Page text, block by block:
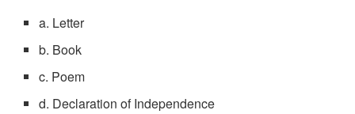
a. Letter
b. Book
c. Poem
d. Declaration of Independence